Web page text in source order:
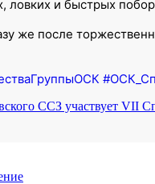
ловких и быстрых
же после